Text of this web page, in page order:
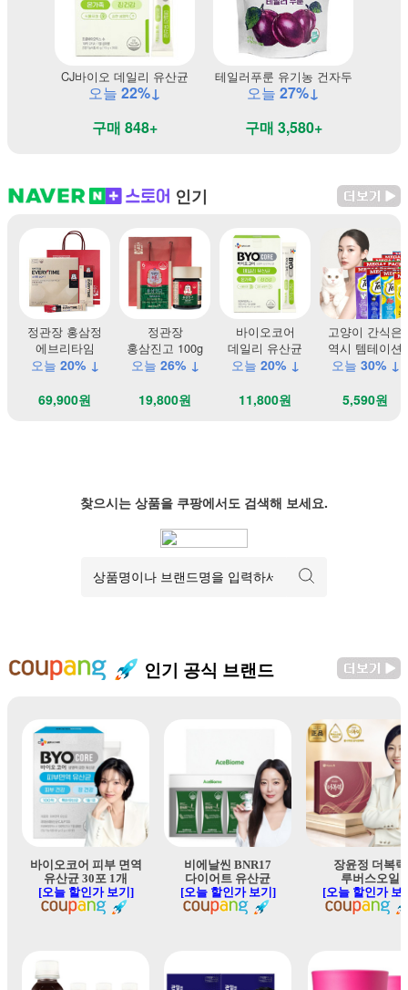
CJ바이오 데일리 유산균
오늘 22%↓
구매 848+
테일러푸룬 유기농 건자두
오늘 27%↓
구매 3,580+
인기
정관장 홍삼정
에브리타임
오늘 20% ↓
69,900원
정관장
홍삼진고 100g
오늘 26% ↓
19,800원
바이오코어
데일리 유산균
오늘 20% ↓
11,800원
고양이 간식은
역시 템테이션
오늘 30% ↓
5,590원
찾으시는 상품을 쿠팡에서도 검색해 보세요.